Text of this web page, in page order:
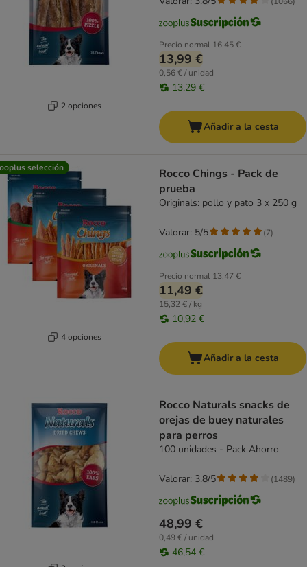
2 opciones
Precio normal 16,45 €
13,99 €
0,56 € / unidad
13,29 €
Añadir a la cesta
selección
4 opciones
Rocco Chings - Pack de
prueba
Originals: pollo y pato 3 x 250 g
Precio normal 13,47 €
11,49 €
15,32 € / kg
10,92 €
Valorar: 5/5 (7)
Añadir a la cesta
Rocco Naturals snacks de
orejas de buey naturales
para perros
100 unidades - Pack Ahorro
48,99 €
0,49 € / unidad
46,54 €
Valorar: 3.8/5 (1489)